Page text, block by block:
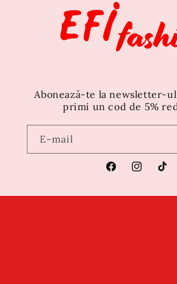
Abonează-te la newsletter-
primi un cod de 5%
E-mail
FacebookInstagram